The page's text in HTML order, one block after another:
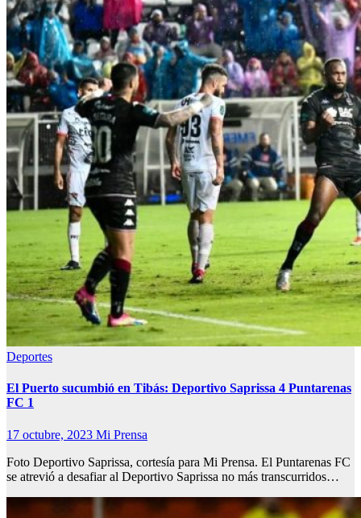
Deportes
El Puerto sucumbió en Tibás: Deportivo Saprissa 4 Puntarenas
FC 1
17 octubre, 2023 Mi Prensa
Foto Deportivo Saprissa, cortesía para Mi Prensa. El Puntarenas FC
se atrevió a desafiar al Deportivo Saprissa no más transcurridos…